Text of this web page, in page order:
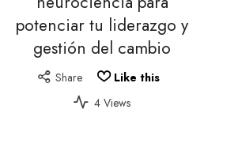
potenciar tu liderazgo y
gestión del cambio
Share
Like this
4 Views